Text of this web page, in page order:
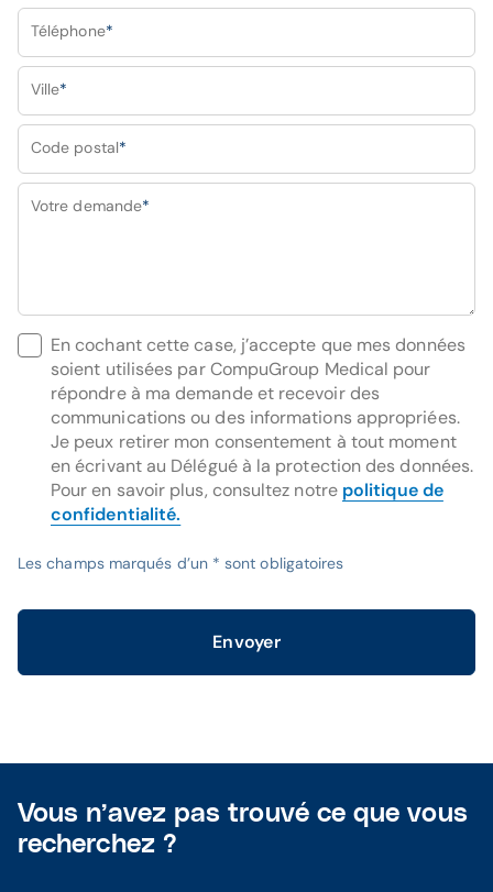
Téléphone*
Ville*
Code postal*
Votre demande*
En cochant cette case, j’accepte que mes données
soient utilisées par CompuGroup Medical pour
répondre à ma demande et recevoir des
communications ou des informations appropriées.
Je peux retirer mon consentement à tout moment
en écrivant au Délégué à la protection des données.
Pour en savoir plus, consultez notre politique de
confidentialité.
Les champs marqués d’un * sont obligatoires
Envoyer
Vous n’avez pas trouvé ce que vous
recherchez ?